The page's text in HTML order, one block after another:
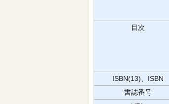
目次
ISBN(13)、ISBN
書誌番号